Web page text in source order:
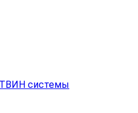
системы